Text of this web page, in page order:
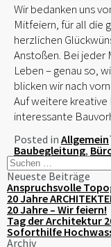
Wir bedanken uns
Mitfeiern, für all die
herzlichen
Anstoßen. Bei jeder
Leben – genau so,
blicken wir nach
Auf weitere kreative
interessante
Posted in Allgemein
Baubegleitung,
Suchen
nach:
Neueste Beiträge
Anspruchsvolle
20 Jahre
20 Jahre – Wir feiern!
Tag der Architektur
Soforthilfe
Archiv